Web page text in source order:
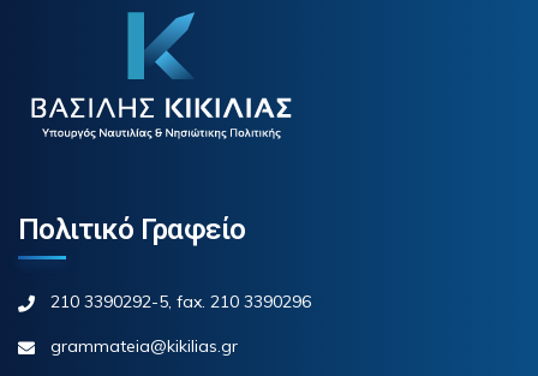
Πολιτικό Γραφείο
210 3390292-5, fax. 210 3390296
grammateia@kikilias.gr